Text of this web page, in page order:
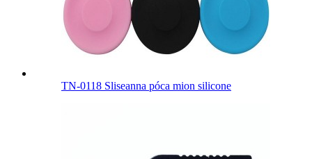
TN-0118 Sliseanna póca mion silicone